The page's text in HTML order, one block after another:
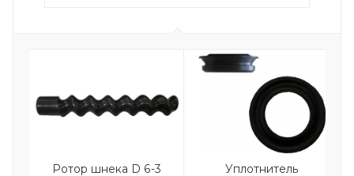
Ротор шнека D 6-3 Уплотнитель